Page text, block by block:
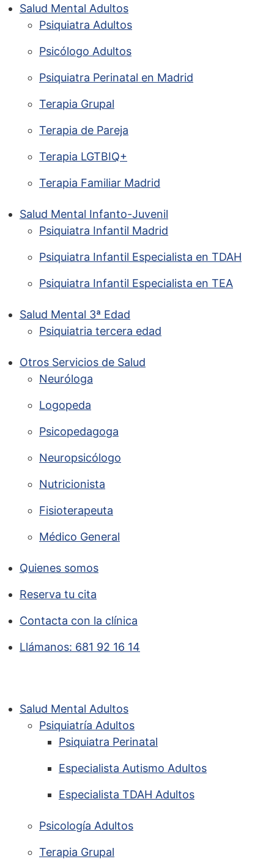
Salud Mental Adultos
Psiquiatra Adultos
Psicólogo Adultos
Psiquiatra Perinatal en Madrid
Terapia Grupal
Terapia de Pareja
Terapia LGTBIQ+
Terapia Familiar Madrid
Salud Mental Infanto-Juvenil
Psiquiatra Infantil Madrid
Psiquiatra Infantil Especialista en TDAH
Psiquiatra Infantil Especialista en TEA
Salud Mental 3ª Edad
Psiquiatria tercera edad
Otros Servicios de Salud
Neuróloga
Logopeda
Psicopedagoga
Neuropsicólogo
Nutricionista
Fisioterapeuta
Médico General
Quienes somos
Reserva tu cita
Contacta con la clínica
Llámanos: 681 92 16 14
Salud Mental Adultos
Psiquiatría Adultos
Psiquiatra Perinatal
Especialista Autismo Adultos
Especialista TDAH Adultos
Psicología Adultos
Terapia Grupal